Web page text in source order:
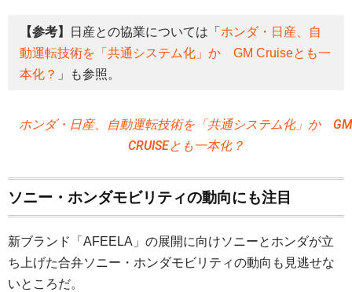
【参考】 日産との協業については「 ホンダ・日産、自
動運転技術を「共通システム化」か GM Cruiseとも一
本化？ 」も参照。
ホンダ・日産、自動運転技術を「共通システム化」か
CRUISEとも一本化？
ソニー・ホンダモビリティの動向にも注目
新ブランド「AFEELA」の展開に向けソニーとホンダが立
ち上げた合弁ソニー・ホンダモビリティの動向も見逃せな
いところだ。